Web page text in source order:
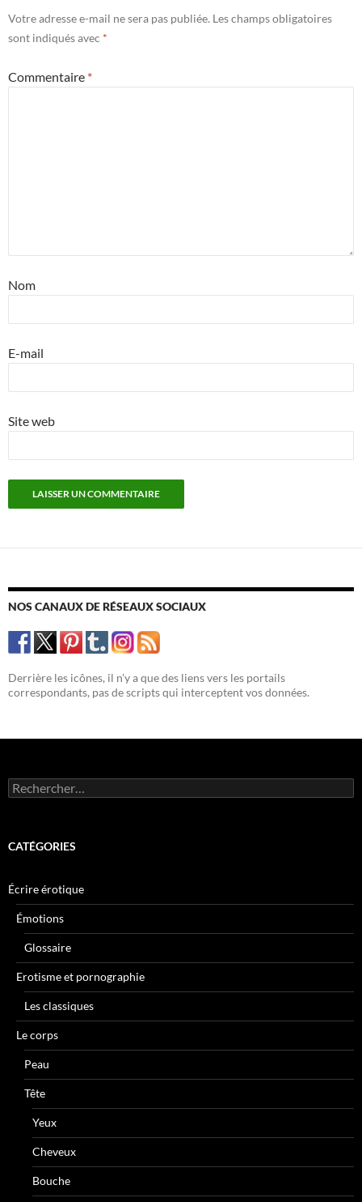
Votre adresse e-mail ne sera pas publiée. Les champs obligatoires
sont indiqués avec *
Commentaire *
Nom
E-mail
Site web
NOS CANAUX DE RÉSEAUX SOCIAUX
Derrière les icônes, il n'y a que des liens vers les portails
correspondants, pas de scripts qui interceptent vos données.
Rechercher :
CATÉGORIES
Écrire érotique
Émotions
Glossaire
Erotisme et pornographie
Les classiques
Le corps
Peau
Tête
Yeux
Cheveux
Bouche